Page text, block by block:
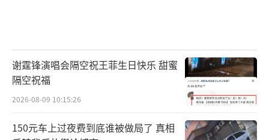
谢霆锋演唱会隔空祝王菲生日快乐 甜蜜
隔空祝福
2026-08-09 10:15:26
150元车上过夜费到底谁被做局了 真相